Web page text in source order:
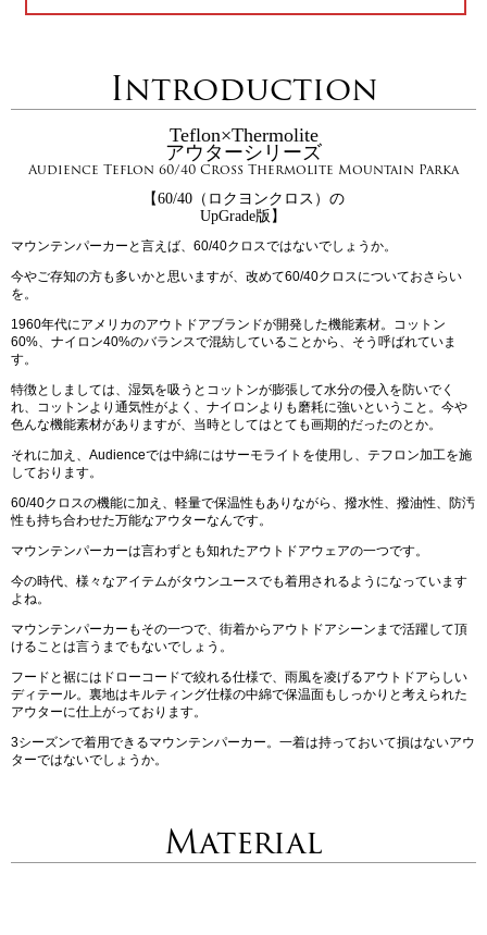
Introduction
Teflon×Thermolite
アウターシリーズ
Audience Teflon 60/40 Cross Thermolite Mountain Parka
【60/40（ロクヨンクロス）の
UpGrade版】
マウンテンパーカーと言えば、60/40クロスではないでしょうか。
今やご存知の方も多いかと思いますが、改めて60/40クロスについておさらい
を。
1960年代にアメリカのアウトドアブランドが開発した機能素材。コットン
60%、ナイロン40%のバランスで混紡していることから、そう呼ばれていま
す。
特徴としましては、湿気を吸うとコットンが膨張して水分の侵入を防いでく
れ、コットンより通気性がよく、ナイロンよりも磨耗に強いということ。今や
色んな機能素材がありますが、当時としてはとても画期的だったのとか。
それに加え、Audienceでは中綿にはサーモライトを使用し、テフロン加工を施
しております。
60/40クロスの機能に加え、軽量で保温性もありながら、撥水性、撥油性、防汚
性も持ち合わせた万能なアウターなんです。
マウンテンパーカーは言わずとも知れたアウトドアウェアの一つです。
今の時代、様々なアイテムがタウンユースでも着用されるようになっています
よね。
マウンテンパーカーもその一つで、街着からアウトドアシーンまで活躍して頂
けることは言うまでもないでしょう。
フードと裾にはドローコードで絞れる仕様で、雨風を凌げるアウトドアらしい
ディテール。裏地はキルティング仕様の中綿で保温面もしっかりと考えられた
アウターに仕上がっております。
3シーズンで着用できるマウンテンパーカー。一着は持っておいて損はないアウ
ターではないでしょうか。
Material